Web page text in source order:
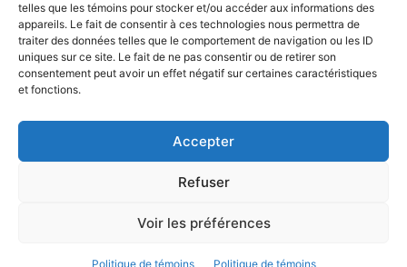
telles que les témoins pour stocker et/ou accéder aux informations des
appareils. Le fait de consentir à ces technologies nous permettra de
traiter des données telles que le comportement de navigation ou les ID
uniques sur ce site. Le fait de ne pas consentir ou de retirer son
consentement peut avoir un effet négatif sur certaines caractéristiques
et fonctions.
Accepter
Refuser
Voir les préférences
Politique de témoins Politique de témoins
Nous Suivre
Contactez-nous :
12-3894 rue Sainte-Catherine Est,